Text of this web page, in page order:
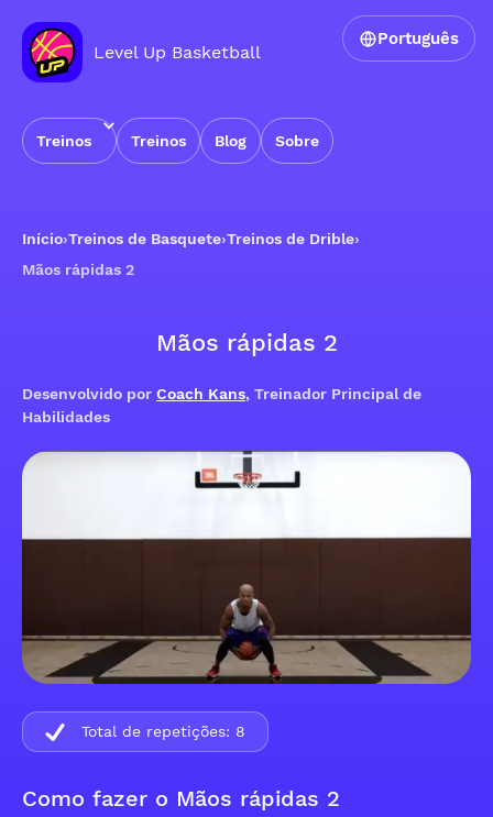
Level Up Basketball
Treinos Treinos Blog Sobre
Português
Início›Treinos de Basquete›Treinos de Drible›
Mãos rápidas 2
Mãos rápidas 2
Desenvolvido por Coach Kans, Treinador Principal de
Habilidades
Como fazer o Mãos rápidas 2
Total de repetições: 8